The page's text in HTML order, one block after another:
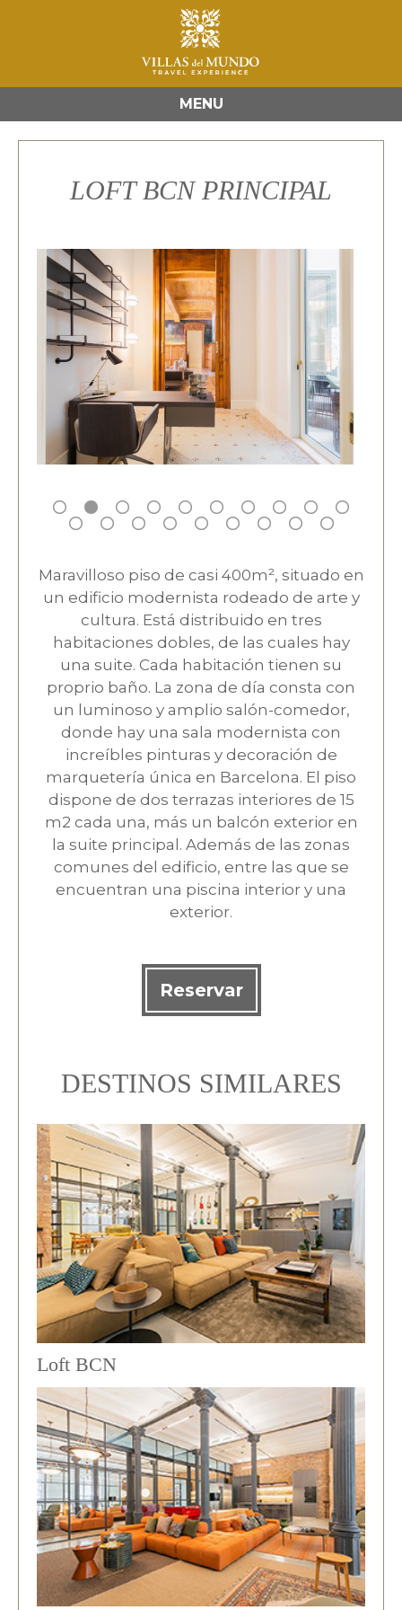
MENU
LOFT BCN PRINCIPAL
Maravilloso piso de casi 400m², situado en
un edificio modernista rodeado de arte y
cultura. Está distribuido en tres
habitaciones dobles, de las cuales hay
una suite. Cada habitación tienen su
proprio baño. La zona de día consta con
un luminoso y amplio salón-comedor,
donde hay una sala modernista con
increíbles pinturas y decoración de
marquetería única en Barcelona. El piso
dispone de dos terrazas interiores de 15
m2 cada una, más un balcón exterior en
la suite principal. Además de las zonas
comunes del edificio, entre las que se
encuentran una piscina interior y una
exterior.
Reservar
DESTINOS SIMILARES
Loft BCN